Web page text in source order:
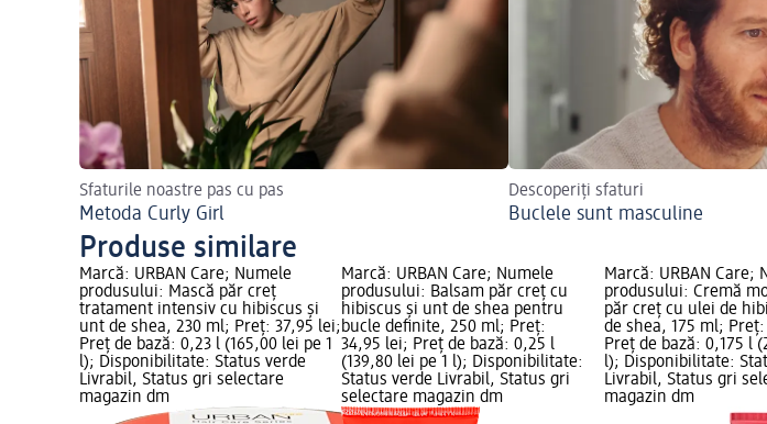
Sfaturile noastre pas cu pas
Metoda Curly Girl
Descoperiți sfaturi
Buclele sunt masculine
Produse similare
Marcă: URBAN Care; Numele
produsului: Mască păr creț
tratament intensiv cu hibiscus și
unt de shea, 230 ml; Preț: 37,95 lei;
Preț de bază: 0,23 l (165,00 lei pe 1
l); Disponibilitate: Status verde
Livrabil, Status gri selectare
magazin dm
Marcă: URBAN Care; Numele
produsului: Balsam păr creț cu
hibiscus și unt de shea pentru
bucle definite, 250 ml; Preț:
34,95 lei; Preț de bază: 0,25 l
(139,80 lei pe 1 l); Disponibilitate:
Status verde Livrabil, Status gri
selectare magazin dm
Marcă: URBAN Care;
produsului: Cremă
păr creț cu ulei de
de shea, 175 ml; Preț:
Preț de bază: 0,175 l
l); Disponibilitate:
Livrabil, Status gri
magazin dm